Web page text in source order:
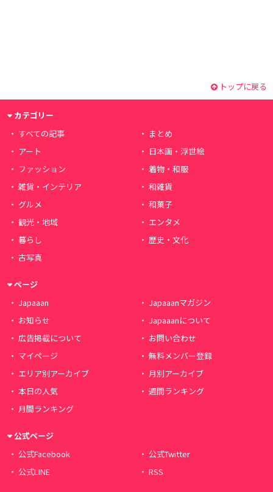
トップに戻る
カテゴリー
すべての記事
まとめ
アート
日本画・浮世絵
ファッション
着物・和服
雑貨・インテリア
和雑貨
グルメ
和菓子
観光・地域
エンタメ
暮らし
歴史・文化
古写真
ページ
Japaaan
Japaaanマガジン
お知らせ
Japaaanについて
広告掲載について
お問い合わせ
マイページ
無料メンバー登録
エリア別アーカイブ
月別アーカイブ
本日の人気
週間ランキング
月間ランキング
公式ページ
公式Facebook
公式Twitter
公式LINE
RSS